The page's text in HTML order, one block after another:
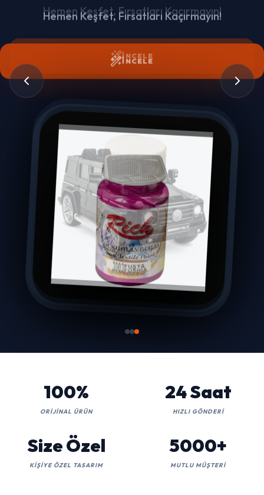
İNCELE
100%
ORIJINAL ÜRÜN
24 Saat
HIZLI GÖNDERI
Size Özel
KIŞIYE ÖZEL TASARIM
5000+
MUTLU MÜŞTERI